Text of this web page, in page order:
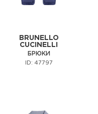
BRUNELLO
CUCINELLI
БРЮКИ
ID: 47797